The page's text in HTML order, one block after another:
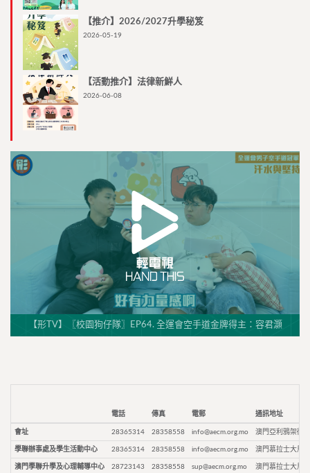
【推介】2026/2027升學秘笈
2026-05-19
【活動推介】法律新鮮人
2026-06-08
【形TV】〖校園狗仔隊〗EP64. 全運會空手道金牌得主：容君灝
電話 傳真 電郵 通訊地址
會址 28365314 28358558 info@aecm.org.mo 澳門亞利鴉架街9
學聯辦事處及學生活動中心 28365314 28358558 info@aecm.org.mo 澳門慕拉士大馬
澳門學聯升學及心理輔導中心 28723143 28358558 sup@aecm.org.mo 澳門慕拉士大馬